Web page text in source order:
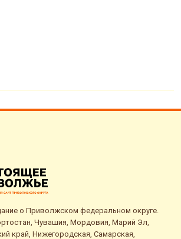
о Приволжском федеральном округе.
Чувашия, Мордовия, Марий Эл,
край, Нижегородская, Самарская,